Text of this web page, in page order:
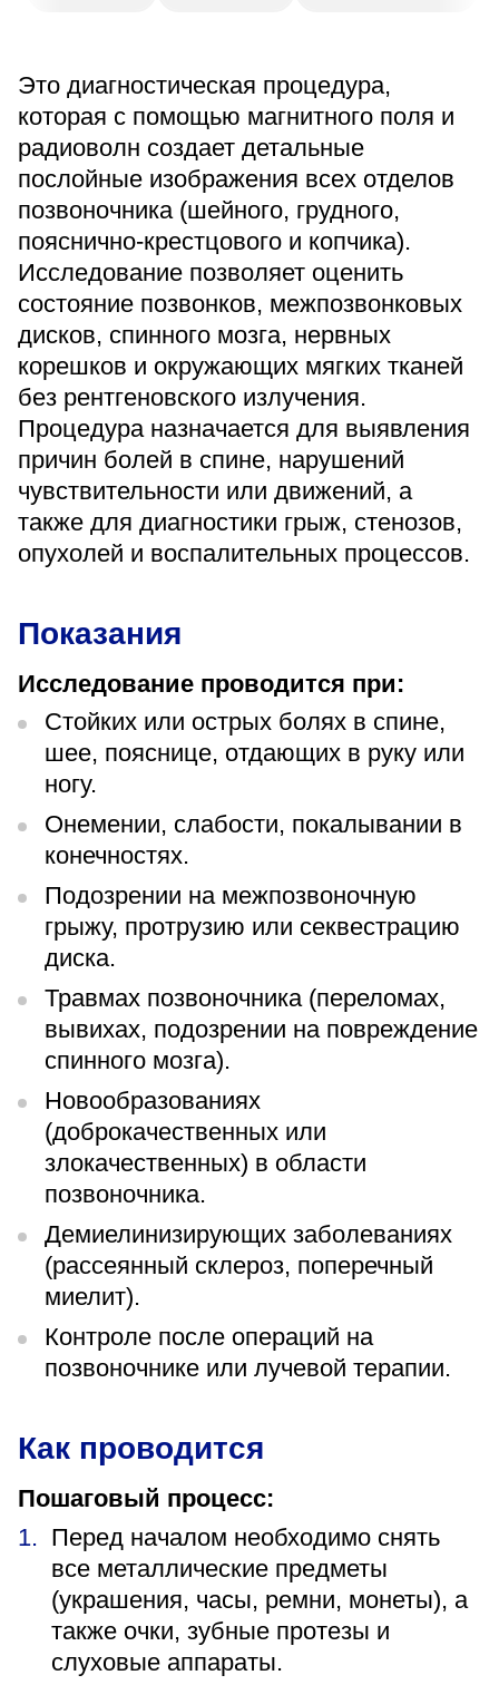
+7 (4742) 55-55-43
Санаторий-профилакторий
«Парус»
Адрес
399000, г. Липецк, Плехановское лесничество,
Ленинский лесхоз, квартал 67
08:00–16:45
перерыв 12:00–12:30
Пятница
08:00–15:45
перерыв 12:00–12:30
Администратор
Это диагностическая процедура,
которая с помощью магнитного поля и
радиоволн создает детальные
послойные изображения всех отделов
позвоночника (шейного, грудного,
пояснично-крестцового и копчика).
Исследование позволяет оценить
состояние позвонков, межпозвонковых
дисков, спинного мозга, нервных
корешков и окружающих мягких тканей
без рентгеновского излучения.
Процедура назначается для выявления
причин болей в спине, нарушений
чувствительности или движений, а
также для диагностики грыж, стенозов,
опухолей и воспалительных процессов.
Показания
Исследование проводится при:
Стойких или острых болях в спине,
шее, пояснице, отдающих в руку или
ногу.
Онемении, слабости, покалывании в
конечностях.
Подозрении на межпозвоночную
грыжу, протрузию или секвестрацию
диска.
Травмах позвоночника (переломах,
вывихах, подозрении на повреждение
спинного мозга).
Новообразованиях
(доброкачественных или
злокачественных) в области
позвоночника.
Демиелинизирующих заболеваниях
(рассеянный склероз, поперечный
миелит).
Контроле после операций на
позвоночнике или лучевой терапии.
Как проводится
Пошаговый процесс:
Перед началом необходимо снять
все металлические предметы
(украшения, часы, ремни, монеты), а
также очки, зубные протезы и
слуховые аппараты.